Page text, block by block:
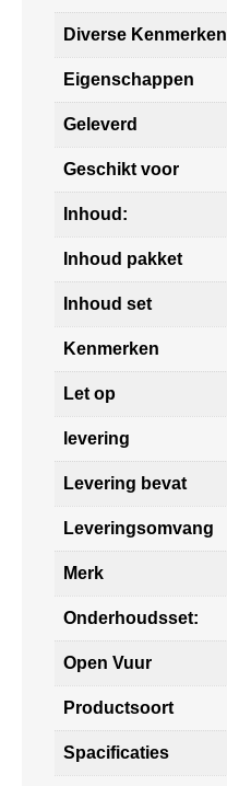
Diverse Kenmerken
Eigenschappen
Geleverd
Geschikt voor
Inhoud:
Inhoud pakket
Inhoud set
Kenmerken
Let op
levering
Levering bevat
Leveringsomvang
Merk
Onderhoudsset:
Open Vuur
Productsoort
Spacificaties